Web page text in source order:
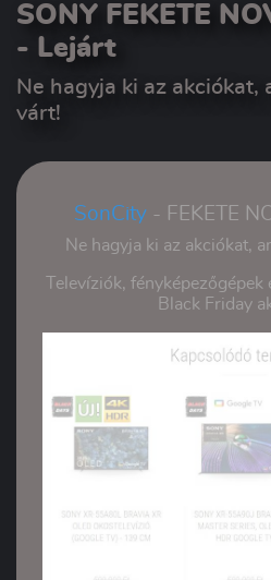
SONY FEKETE
- Lejárt
Ne hagyja ki az akciókat,
várt!
SonCity - FEKETE
Ne hagyja ki az akciókat,
Televíziók,
Black Friday